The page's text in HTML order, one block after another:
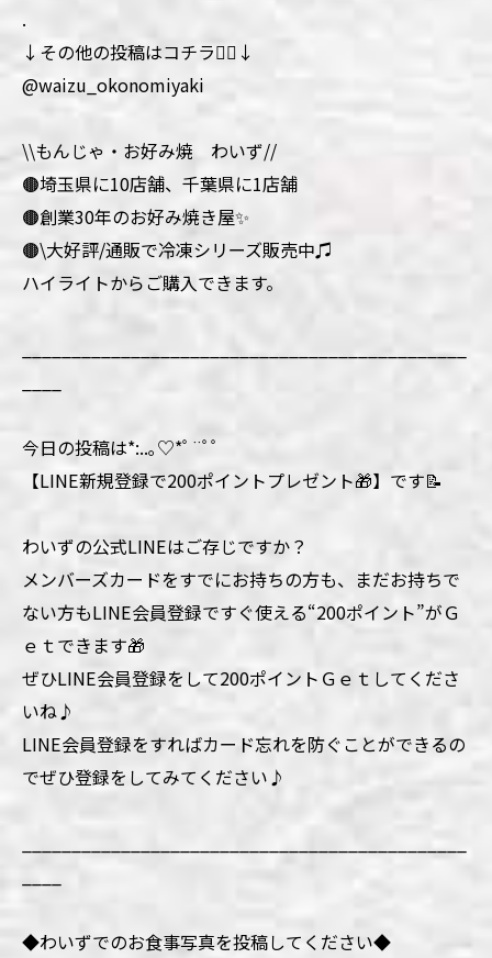
.
↓その他の投稿はコチラ💁‍♀️↓
@waizu_okonomiyaki
\\もんじゃ・お好み焼 わいず//
🟤埼玉県に10店舗、千葉県に1店舗
🟤創業30年のお好み焼き屋✨
🟤\大好評/通販で冷凍シリーズ販売中♫
ハイライトからご購入できます。
今日の投稿は*:..｡♡*ﾟ¨ﾟﾟ
【LINE新規登録で200ポイントプレゼント🎁】です📝
わいずの公式LINEはご存じですか？
メンバーズカードをすでにお持ちの方も、まだお持ちで
ない方もLINE会員登録ですぐ使える“200ポイント”がＧ
ｅｔできます🎁
ぜひLINE会員登録をして200ポイントＧｅｔしてくださ
いね♪
LINE会員登録をすればカード忘れを防ぐことができるの
でぜひ登録をしてみてください♪
◆わいずでのお食事写真を投稿してください◆